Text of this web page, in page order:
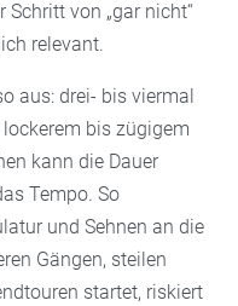
von „gar nicht“
relevant.
aus: drei- bis viermal
bis zügigem
kann die Dauer
Tempo. So
und Sehnen an die
Gängen, steilen
startet, riskiert